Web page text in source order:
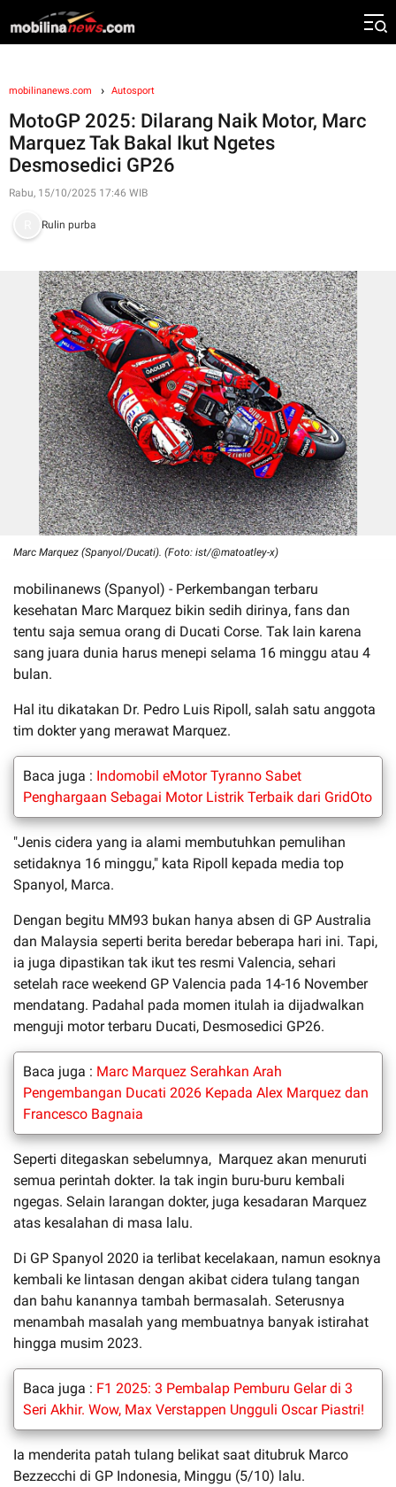
mobilinanews.com Autosport
MotoGP 2025: Dilarang Naik Motor, Marc
Marquez Tak Bakal Ikut Ngetes
Desmosedici GP26
Rabu, 15/10/2025 17:46 WIB
Rulin purba
Marc Marquez (Spanyol/Ducati). (Foto: ist/@matoatley-x)
mobilinanews (Spanyol) - Perkembangan terbaru
kesehatan Marc Marquez bikin sedih dirinya, fans dan
tentu saja semua orang di Ducati Corse. Tak lain karena
sang juara dunia harus menepi selama 16 minggu atau 4
bulan.
Hal itu dikatakan Dr. Pedro Luis Ripoll, salah satu anggota
tim dokter yang merawat Marquez.
Baca juga : Indomobil eMotor Tyranno Sabet
Penghargaan Sebagai Motor Listrik Terbaik dari GridOto
"Jenis cidera yang ia alami membutuhkan pemulihan
setidaknya 16 minggu," kata Ripoll kepada media top
Spanyol, Marca.
Dengan begitu MM93 bukan hanya absen di GP Australia
dan Malaysia seperti berita beredar beberapa hari ini. Tapi,
ia juga dipastikan tak ikut tes resmi Valencia, sehari
setelah race weekend GP Valencia pada 14-16 November
mendatang. Padahal pada momen itulah ia dijadwalkan
menguji motor terbaru Ducati, Desmosedici GP26.
Baca juga : Marc Marquez Serahkan Arah
Pengembangan Ducati 2026 Kepada Alex Marquez dan
Francesco Bagnaia
Seperti ditegaskan sebelumnya, Marquez akan menuruti
semua perintah dokter. Ia tak ingin buru-buru kembali
ngegas. Selain larangan dokter, juga kesadaran Marquez
atas kesalahan di masa lalu.
Di GP Spanyol 2020 ia terlibat kecelakaan, namun esoknya
kembali ke lintasan dengan akibat cidera tulang tangan
dan bahu kanannya tambah bermasalah. Seterusnya
menambah masalah yang membuatnya banyak istirahat
hingga musim 2023.
Baca juga : F1 2025: 3 Pembalap Pemburu Gelar di 3
Seri Akhir. Wow, Max Verstappen Ungguli Oscar Piastri!
Ia menderita patah tulang belikat saat ditubruk Marco
Bezzecchi di GP Indonesia, Minggu (5/10) lalu.